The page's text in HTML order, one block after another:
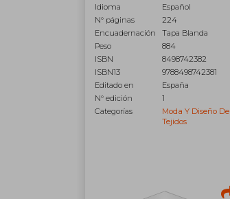
Idioma
Español
N° páginas
224
Encuadernación
Tapa Blanda
Peso
884
ISBN
8498742382
ISBN13
9788498742381
Editado en
España
N° edición
1
Categorías
Moda Y Diseño De
Tejidos